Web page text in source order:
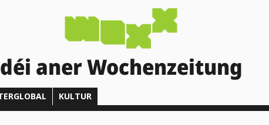
déi aner Wochenzeitung
KULTUR